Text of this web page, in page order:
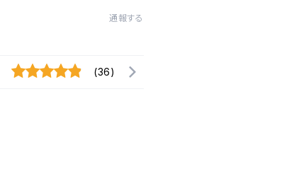
通報する
(36)